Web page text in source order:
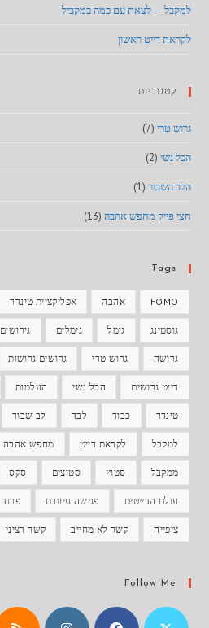
למקבל – לצאת עם כמה במקביל
לקראת דייט ראשון
קטגוריות
גרוש טרי (7)
הכל נשי (2)
הלב השבור (1)
חצי פייק מחפש אהבה (13)
Tags
FOMO אהבה אפליקציית טינדר
גוסטינג גימל גימלים גירושים
גרושה גרוש טרי גרושים גרושות
דייט גרושים הכל נשי העלמות
טינדר כבוד לבד לב שבור
למקבל לקראת דייט מחפש אהבה
ממקבל סטוץ סטוצים סקס
עולם הדייטים פגישה עיוורת פרוד
ציפייה קשר לא מחייב קשר רציני
Follow Me